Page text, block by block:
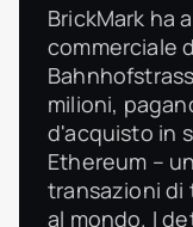
BrickMark ha
commerciale
milioni,
d'acquisto in
Ethereum –
transazioni di
al mondo. I